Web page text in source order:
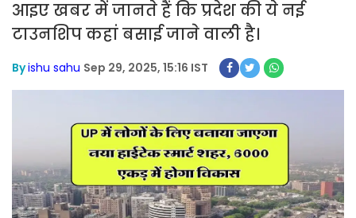
आइए खबर में जानते हैं कि प्रदेश की ये नई
टाउनशिप कहां बसाई जाने वाली है।
Byishu sahu Sep 29, 2025, 15:16 IST